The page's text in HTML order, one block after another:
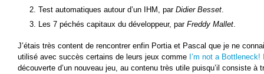
Test automatiques autour d’un IHM, par Didier Besset.
Les 7 péchés capitaux du développeur, par Freddy Mallet.
J’étais très content de rencontrer enfin Portia et Pascal que je ne
utilisé avec succès certains de leurs jeux comme I’m not a Bottleneck!
découverte d’un nouveau jeu, au contenu très utile puisqu’il consiste à